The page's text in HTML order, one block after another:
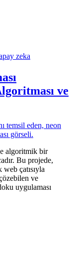
zeka
ve
algoritmik bir
Bu projede,
çatısıyla
ve
uygulaması